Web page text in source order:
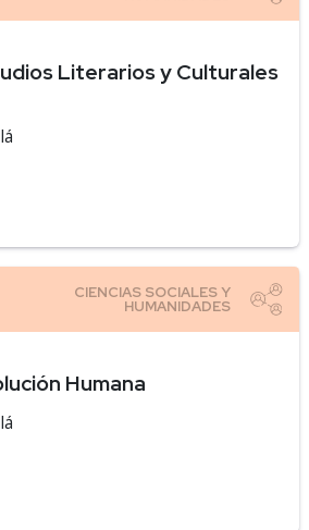
Literarios y Culturales
Humana